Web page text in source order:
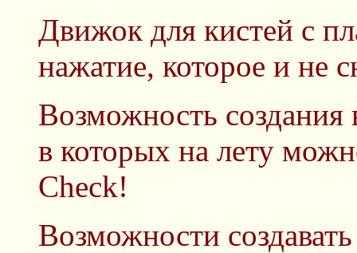
Движок для кистей с
нажатие, которое и не
Возможность создания
в которых на лету
Сheck!
Возможности